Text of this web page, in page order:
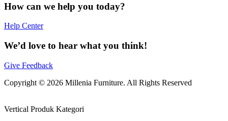
How can we help you today?
Help Center
We’d love to hear what you think!
Give Feedback
Copyright © 2026 Millenia Furniture. All Rights Reserved
Vertical Produk Kategori